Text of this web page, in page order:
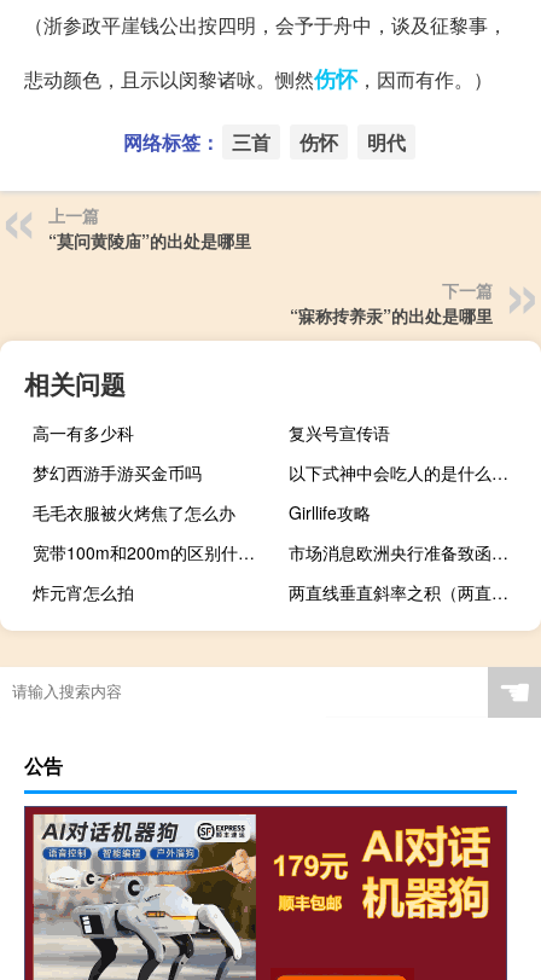
（浙参政平崖钱公出按四明，会予于舟中，谈及征黎事，
悲动颜色，且示以闵黎诸咏。恻然伤怀，因而有作。）
网络标签： 三首 伤怀 明代
上一篇
“莫问黄陵庙”的出处是哪里
下一篇
“寐称抟养汞”的出处是哪里
相关问题
高一有多少科
复兴号宣传语
梦幻西游手游买金币吗
以下式神中会吃人的是什么（以下式神中会吃人的是）
毛毛衣服被火烤焦了怎么办
Girllife攻略
宽带100m和200m的区别什么意思（宽带100m和200m的区别）
市场消息欧洲央行准备致函意大利批评其新的银行税
炸元宵怎么拍
两直线垂直斜率之积（两直线垂直斜率）
☚
公告